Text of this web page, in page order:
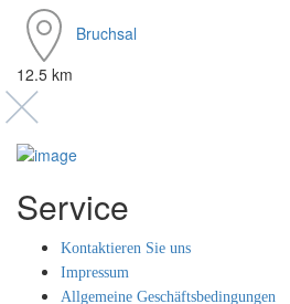
Bruchsal
12.5 km
Service
Kontaktieren Sie uns
Impressum
Allgemeine Geschäftsbedingungen